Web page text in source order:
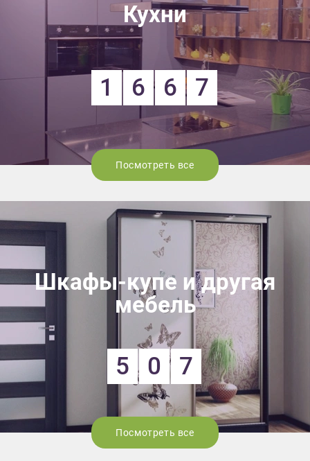
Кухни
1 6 6 7
Посмотреть все
Шкафы-купе и другая
мебель
5 0 7
Посмотреть все